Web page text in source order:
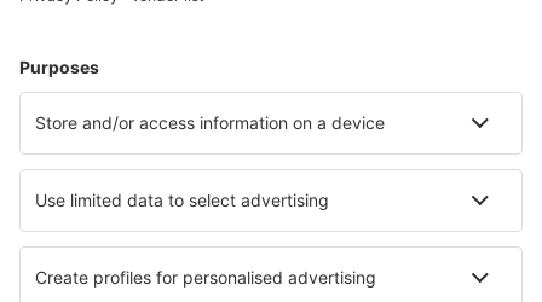
Vuelo+Hotel
Hoteles
Traslados
Atracciones
Eventos deportivos
Aprende más